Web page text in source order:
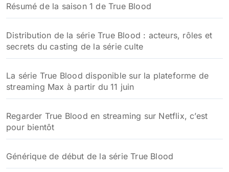
Résumé de la saison 1 de True Blood
Distribution de la série True Blood : acteurs, rôles et
secrets du casting de la série culte
La série True Blood disponible sur la plateforme de
streaming Max à partir du 11 juin
Regarder True Blood en streaming sur Netflix, c’est
pour bientôt
Générique de début de la série True Blood